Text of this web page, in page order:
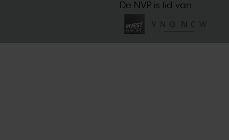
De NVP is lid van: